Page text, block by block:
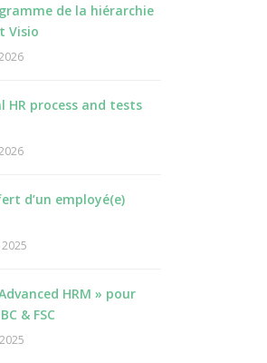
de la hiérarchie
Visio
HR process and tests
d’un employé(e)
HRM » pour
& FSC